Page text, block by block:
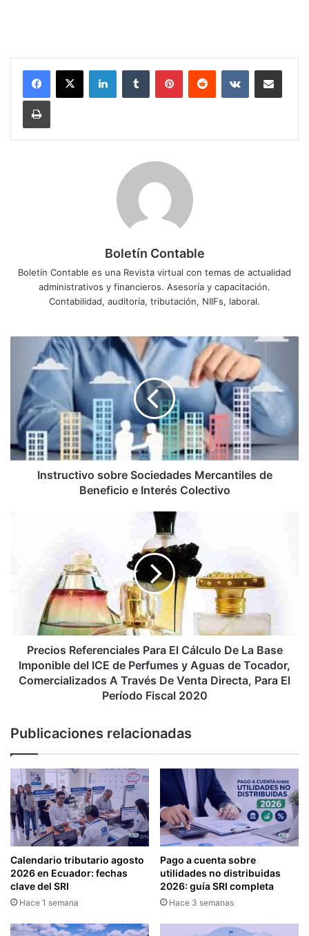
LinkedInTumblr PinterestReddit VKontakteCompartir por
Imprimir
Boletín Contable
Boletín Contable es una Revista virtual con temas de actualidad
administrativos y financieros. Asesoría y capacitación.
Contabilidad, auditoría, tributación, NIIFs, laboral.
Instructivo
Sociedades
Mercantiles
Beneficio
Interés
Colectivo
Instructivo sobre Sociedades Mercantiles de
Beneficio e Interés Colectivo
Imponible
ICE
de
de
Través
De
Venta
Directa,
Para
El
Período
Fiscal
2020
Precios Referenciales Para El Cálculo De La Base
Imponible del ICE de Perfumes y Aguas de Tocador,
Comercializados A Través De Venta Directa, Para El
Período Fiscal 2020
Publicaciones relacionadas
Calendario tributario agosto
2026 en Ecuador: fechas
clave del SRI
Hace 1 semana
Pago a cuenta sobre
utilidades no distribuidas
2026: guía SRI completa
Hace 3 semanas